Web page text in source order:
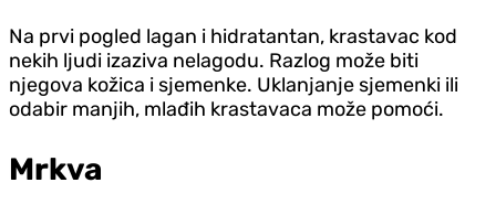
Na prvi pogled lagan i hidratantan, krastavac kod
nekih ljudi izaziva nelagodu. Razlog može biti
njegova kožica i sjemenke. Uklanjanje sjemenki ili
odabir manjih, mlađih krastavaca može pomoći.
Mrkva